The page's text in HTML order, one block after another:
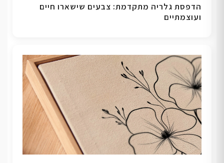
הדפסת גלריה מתקדמת: צבעים שישארו חיים
ועוצמתיים